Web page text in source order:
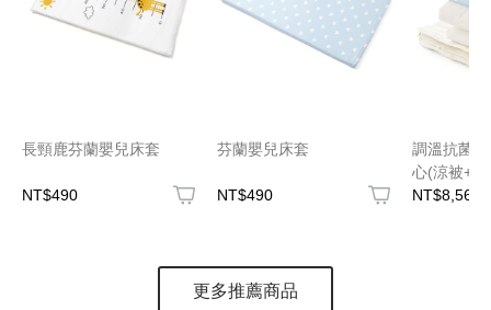
長頸鹿芬蘭嬰兒床套
NT$490
芬蘭嬰兒床套
NT$490
調溫抗菌
心(涼被+
NT$8,560
更多推薦商品